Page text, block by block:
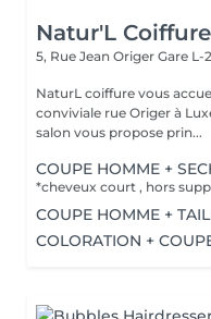
Natur'L Coiffure
5, Rue Jean Origer Gare L-
NaturL coiffure vous
conviviale rue Origer à
salon vous propose prin...
COUPE HOMME +
*cheveux court , hors
COUPE HOMME +
COLORATION +